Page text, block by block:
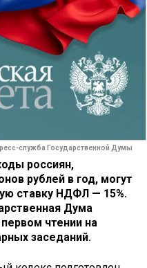
служба Государственной Думы
россиян,
рублей в год, могут
ставку НДФЛ — 15%.
Дума
чтении на
заседаний.